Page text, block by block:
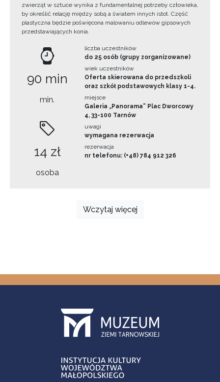
zwierząt w sztuce wynika z fundamentalnej potrzeby człowieka,
by określić relację między sobą a światem innych istot. Część
plastyczna będzie poświęcona malowaniu odlewów gipsowych
przedstawiających konia.
90 min
min.
14 zł
osoba
liczba uczestników
do 25 osób (grupy zorganizowane)
wiek uczestników
Oferta skierowana do przedszkoli
oraz szkół podstawowych klasy 1-4.
miejsce
Galeria „Panorama” Plac Dworcowy
4, 33-100 Tarnów
uwagi
wymagana rezerwacja
rezerwacja
nr telefonu: (+48) 784 912 326
Wczytaj więcej